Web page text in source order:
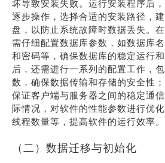
坏导致安装失败。运行安装程序后
逐步操作，选择合适的安装路径，
盘，以防止系统故障时数据丢失。
需仔细配置数据库参数，如数据库
和密码等，确保数据库的稳定运行
后，还需进行一系列的配置工作，
数，确保数据传输和存储的安全性
保证客户端与服务器之间的稳定通
际情况，对软件的性能参数进行优
线程数量等，提高软件的运行效率。
（二）数据迁移与初始化